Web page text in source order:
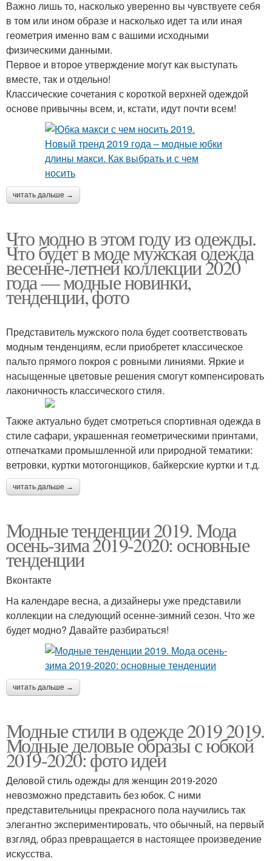
Важно лишь то, насколько уверенно вы чувствуете себя
в том или ином образе и насколько идет та или иная
геометрия именно вам с вашими исходными
физическими данными.
Первое и второе утверждение могут как выступать
вместе, так и отдельно!
Классические сочетания с короткой верхней одеждой
основе привычны всем, и, кстати, идут почти всем!
читать дальше →
Что модно в этом году из одежды.
Что будет в моде мужская одежда
весенне-летней коллекции 2020
года — модные новинки,
тенденции, фото
Представитель мужского пола будет соответствовать
модным тенденциям, если приобретет классическое
пальто прямого покроя с ровными линиями. Яркие и
насыщенные цветовые решения смогут компенсировать
лаконичность классического стиля.
Также актуально будет смотреться спортивная одежда в
стиле сафари, украшенная геометрическими принтами,
отпечатками промышленной или природной тематики:
ветровки, куртки мотогонщиков, байкерские куртки и т.д.
читать дальше →
Модные тенденции 2019. Мода
осень-зима 2019-2020: основные
тенденции
Вконтакте
На календаре весна, а дизайнеры уже представили
коллекции на следующий осенне-зимний сезон. Что же
будет модно? Давайте разбираться!
читать дальше →
Модные стили в одежде 2019 2019.
Модные деловые образы с юбкой
2019-2020: фото идеи
Деловой стиль одежды для женщин 2019-2020
невозможно представить без юбок. С ними
представительницы прекрасного пола научились так
элегантно экспериментировать, что обычный, на первый
взгляд, образ превращается в настоящее произведение
искусства.